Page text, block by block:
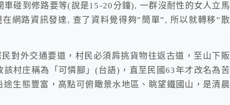
碰到修路要等(說是15-20分鐘), 一群沒耐性的女人立馬
網路資訊發達, 查了資料覺得夠”簡單”, 所以就轉移”散
對外交通要道，村民必須肩挑貨物往返古道，至山下販
村庄稱為「可憐腳」(台語)，直至民國63年才改名為苦
生態豐富，高點可俯瞰景水地區、眺望鐵國山，是清晨